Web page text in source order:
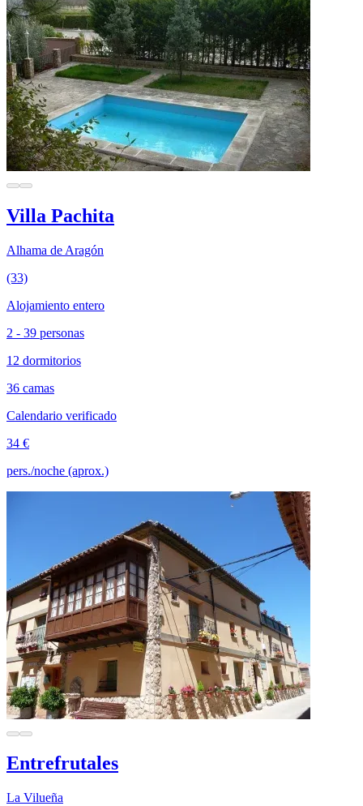
Villa Pachita
Alhama de Aragón
(33)
Alojamiento entero
2 - 39 personas
12 dormitorios
36 camas
Calendario verificado
34 €
pers./noche (aprox.)
Entrefrutales
La Vilueña